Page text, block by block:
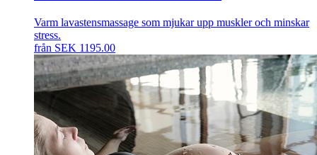
Varm lavastensmassage som mjukar upp muskler och minskar
stress.
från SEK 1195.00